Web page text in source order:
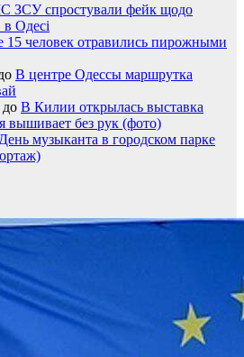
ЗСУ спростували фейк щодо
Одесі
15 человек отравились пирожными
В центре Одессы маршрутка
до В Килии открылась выставка
вышивает без рук (фото)
День музыканта в городском парке